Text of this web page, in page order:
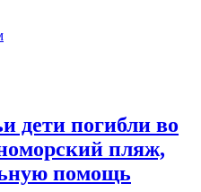
дети погибли во
пляж,
помощь